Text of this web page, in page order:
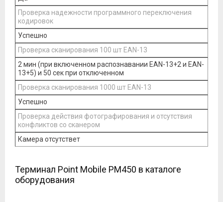
Проверка надежности программного переключения
кодировок
Успешно
Проверка сканирования 100 шт EAN-13
2 мин (при включенном распознавании EAN-13+2 и EAN-
13+5) и 50 сек при отключенном
Проверка сканирования 1000 шт EAN-13
Успешно
Проверка действия фотографирования и отсутствия
конфликтов со сканером
Камера отсутствет
Терминал Point Mobile PM450 в каталоге
оборудования